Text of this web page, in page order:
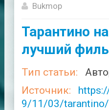
Bukmop
Тарантино
лучший
Тип статьи:
Источник:
9/11/03/tarantino/